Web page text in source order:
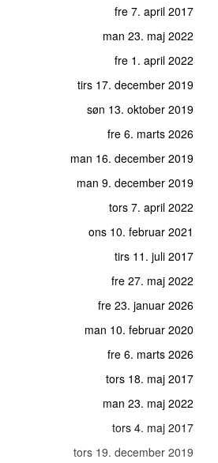
fre 7. april 2017
man 23. maj 2022
fre 1. april 2022
tirs 17. december 2019
søn 13. oktober 2019
fre 6. marts 2026
man 16. december 2019
man 9. december 2019
tors 7. april 2022
ons 10. februar 2021
tirs 11. juli 2017
fre 27. maj 2022
fre 23. januar 2026
man 10. februar 2020
fre 6. marts 2026
tors 18. maj 2017
man 23. maj 2022
tors 4. maj 2017
tors 19. december 2019